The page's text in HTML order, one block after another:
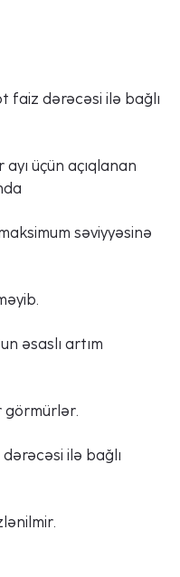
faiz dərəcəsi ilə bağlı
üçün açıqlanan
səviyyəsinə
əsaslı artım
görmürlər.
ilə bağlı